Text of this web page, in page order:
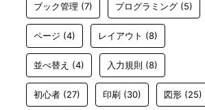
ブック管理 (7) プログラミング (5)
ページ (4) レイアウト (8)
並べ替え (4) 入力規則 (8)
初心者 (27) 印刷 (30) 図形 (25)